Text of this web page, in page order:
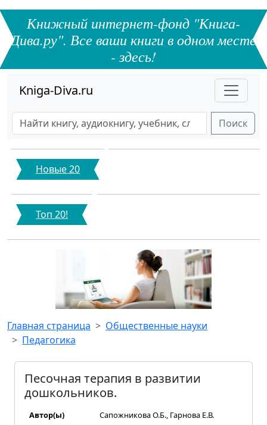
Книжный интернет-фонд "Книга-
Дива.ру". Все ваши книги в одном месте
- здесь!
Kniga-Diva.ru
Поиск
Новые 20
Топ 20!
Главная страница
Общественные науки
Педагогика
Песочная терапия в развитии
дошкольников.
Автор(ы)
Сапожникова О.Б., Гарнова Е.В.